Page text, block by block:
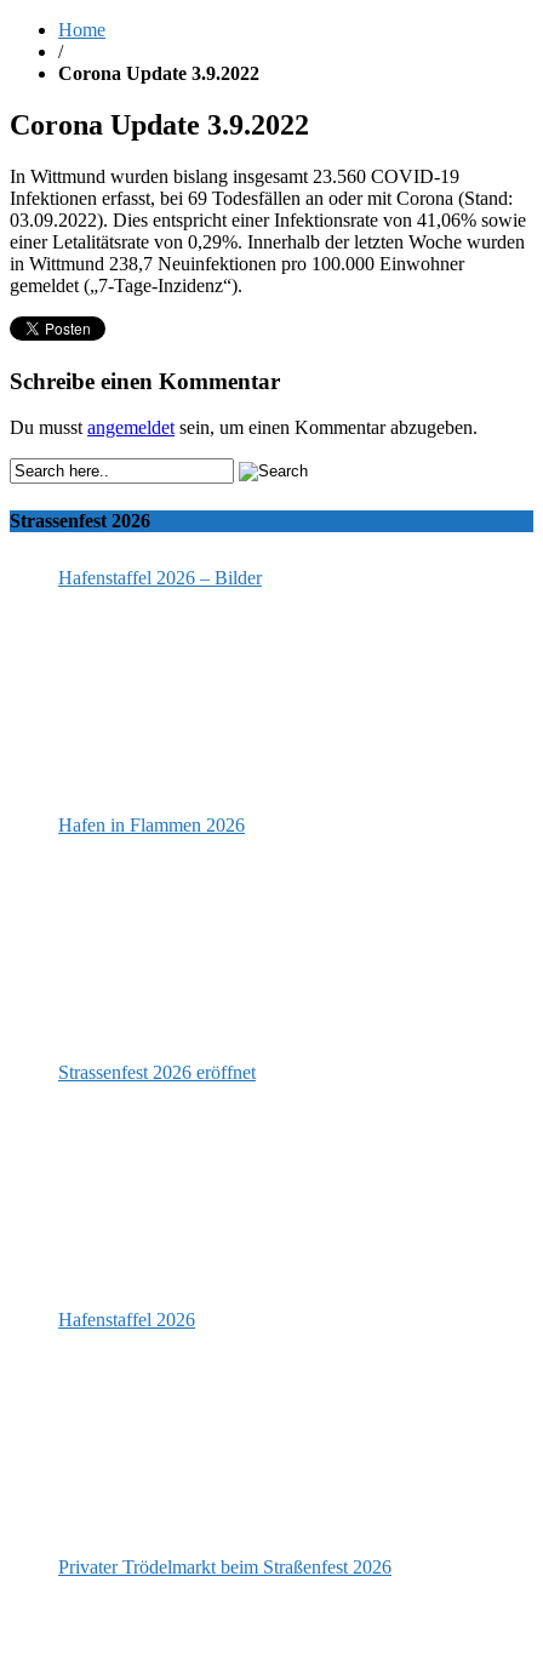
Home
/
Corona Update 3.9.2022
Corona Update 3.9.2022
In Wittmund wurden bislang insgesamt 23.560 COVID-19
Infektionen erfasst, bei 69 Todesfällen an oder mit Corona (Stand:
03.09.2022). Dies entspricht einer Infektionsrate von 41,06% sowie
einer Letalitätsrate von 0,29%. Innerhalb der letzten Woche wurden
in Wittmund 238,7 Neuinfektionen pro 100.000 Einwohner
gemeldet („7-Tage-Inzidenz“).
Schreibe einen Kommentar
Du musst angemeldet sein, um einen Kommentar abzugeben.
Strassenfest 2026
Hafenstaffel 2026 – Bilder
Hafen in Flammen 2026
Strassenfest 2026 eröffnet
Hafenstaffel 2026
Privater Trödelmarkt beim Straßenfest 2026